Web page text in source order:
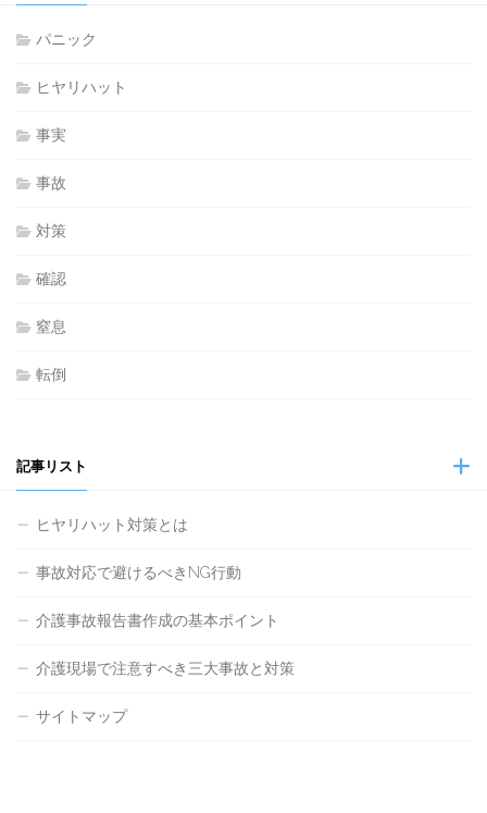
パニック
ヒヤリハット
事実
事故
対策
確認
窒息
転倒
記事リスト
ヒヤリハット対策とは
事故対応で避けるべきNG行動
介護事故報告書作成の基本ポイント
介護現場で注意すべき三大事故と対策
サイトマップ